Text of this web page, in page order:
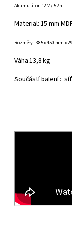
Akumulátor :12 V / 5 Ah
Material: 15 mm
Rozměry : 385 x 450 mm x
Váha 13,8 kg
Součástí balení :